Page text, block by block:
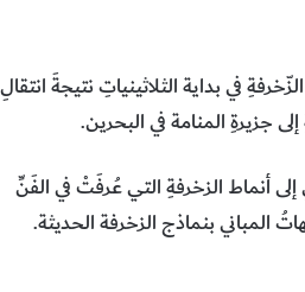
في بداية الثلاثينياتِ نتيجةَ
جزيرةِ المنامة في البحرين.
أنماط الزخرفةِ التي عُرفَتْ في الفَنِّ
المباني بنماذج الزخرفة الحديثة.